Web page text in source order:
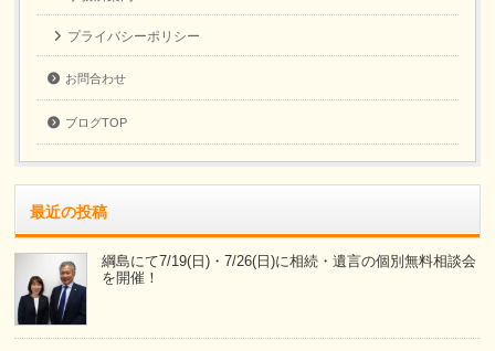
プライバシーポリシー
お問合わせ
ブログTOP
最近の投稿
綱島にて7/19(日)・7/26(日)に相続・遺言の個別無料相談会
を開催！